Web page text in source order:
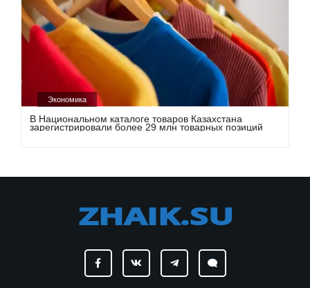
Экономика
В Национальном каталоге товаров Казахстана
зарегистрировали более 29 млн товарных позиций